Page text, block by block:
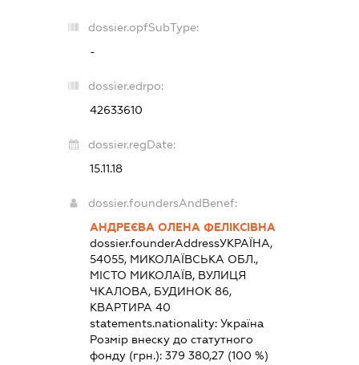
dossier.opfSubType:
-
dossier.edrpo:
42633610
dossier.regDate:
15.11.18
dossier.foundersAndBenef:
АНДРЕЄВА ОЛЕНА ФЕЛІКСІВНА
dossier.founderAddressУКРАЇНА,
54055, МИКОЛАЇВСЬКА ОБЛ.,
МІСТО МИКОЛАЇВ, ВУЛИЦЯ
ЧКАЛОВА, БУДИНОК 86,
КВАРТИРА 40
statements.nationality: Україна
Розмір внеску до статутного
фонду (грн.): 379 380,27(100 %)